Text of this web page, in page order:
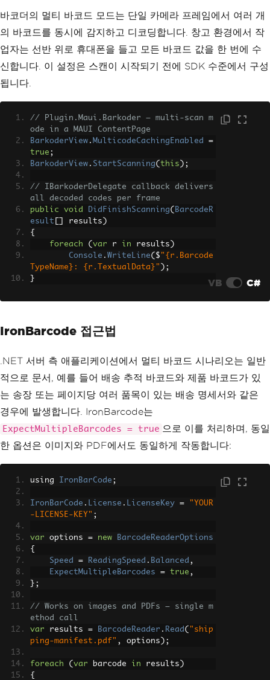
바코더의 멀티 바코드 모드는 단일 카메라 프레임에서 여러 개
의 바코드를 동시에 감지하고 디코딩합니다. 창고 환경에서 작
업자는 선반 위로 휴대폰을 들고 모든 바코드 값을 한 번에 수
신합니다. 이 설정은 스캔이 시작되기 전에 SDK 수준에서 구성
됩니다.
// Plugin.Maui.Barkoder — multi-scan m
ode in a MAUI ContentPage
BarkoderView . MulticodeCachingEnabled
=
true ;
BarkoderView . StartScanning( this );
// IBarkoderDelegate callback delivers
all decoded codes per frame
public
void DidFinishScanning( BarcodeR
esult
results )
{
foreach
( var r in results )
Console . WriteLine( $ "{r.Barcode
TypeName}: {r.TextualData}" );
}
VB C#
IronBarcode 접근법
.NET 서버 측 애플리케이션에서 멀티 바코드 시나리오는 일반
적으로 문서, 예를 들어 배송 추적 바코드와 제품 바코드가 있
는 송장 또는 페이지당 여러 품목이 있는 배송 명세서와 같은
경우에 발생합니다. IronBarcode는
ExpectMultipleBarcodes = true 으로 이를 처리하며, 동일
한 옵션은 이미지와 PDF에서도 동일하게 작동합니다:
using IronBarCode ;
IronBarCode . License . LicenseKey =
"YOUR
-LICENSE-KEY" ;
var options = new
BarcodeReaderOptions
{
Speed
= ReadingSpeed . Balanced ,
ExpectMultipleBarcodes
= true ,
};
// Works on images and PDFs — single m
ethod call
var results = BarcodeReader . Read ( "ship
ping-manifest.pdf" , options );
foreach ( var barcode in results )
{